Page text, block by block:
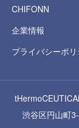
CHIFONN
企業情報
プライバシーポ
渋谷区円山町